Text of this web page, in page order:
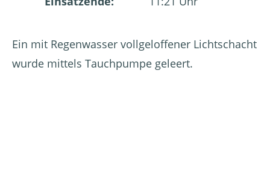
Ein mit Regenwasser vollgeloffener Lichtschacht
wurde mittels Tauchpumpe geleert.